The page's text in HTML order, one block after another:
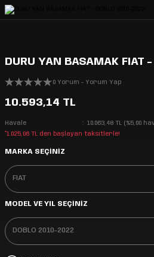
DURU YAN BASAMAK
0 Yorum - Yorum Yap
10.593,14 TL
Havale
10.063,48 TL (%5,00
*1.025,06 TL den başlayan taksitlerle!
MARKA SEÇİNİZ
MODEL VE YIL SEÇİNİZ